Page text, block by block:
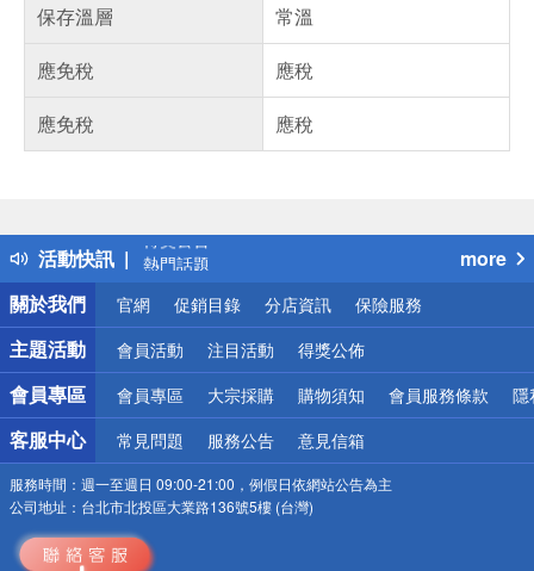
保存溫層
常溫
應免稅
應稅
應免稅
應稅
活動快訊
得獎公告
熱門話題
銀行優惠
偏遠地區配送
詐騙網頁！請小心！
more
關於我們
官網 促銷目錄 分店資訊 保險服務
主題活動 會員活動 注目活動 得獎公佈
會員專區 會員專區 大宗採購 購物須知 會員服務條款 隱
客服中心 常見問題 服務公告 意見信箱
服務時間： 週一至週日 09:00-21:00，例假日依網站公告為主
公司地址： 台北市北投區大業路136號5樓 (台灣)